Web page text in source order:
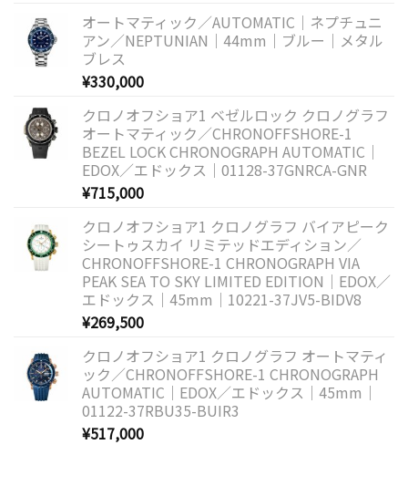
オートマティック／AUTOMATIC｜ネプチュニ
アン／NEPTUNIAN｜44mm｜ブルー｜メタル
ブレス
¥330,000
クロノオフショア1 ベゼルロック クロノグラフ
オートマティック／CHRONOFFSHORE-1
BEZEL LOCK CHRONOGRAPH AUTOMATIC｜
EDOX／エドックス｜01128-37GNRCA-GNR
¥715,000
クロノオフショア1 クロノグラフ バイアピーク
シートゥスカイ リミテッドエディション／
CHRONOFFSHORE-1 CHRONOGRAPH VIA
PEAK SEA TO SKY LIMITED EDITION｜EDOX／
エドックス｜45mm｜10221-37JV5-BIDV8
¥269,500
クロノオフショア1 クロノグラフ オートマティ
ック／CHRONOFFSHORE-1 CHRONOGRAPH
AUTOMATIC｜EDOX／エドックス｜45mm｜
01122-37RBU35-BUIR3
¥517,000